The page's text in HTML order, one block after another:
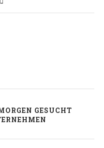
GESUCHT